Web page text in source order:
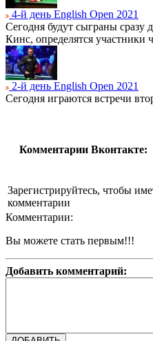
4-й день English Open 2021
Сегодня будут сыграны сразу
Кинс, определятся участники
2-й день English Open 2021
Сегодня играются встречи
Комментарии Вконтакте:
Зарегистрируйтесь, чтобы
комментарии
Комментарии:
Вы можете стать первым!!!
Добавить комментарий: